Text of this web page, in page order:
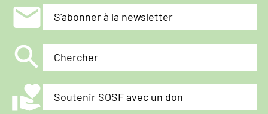
mail S'abonner à la newsletter
search Chercher
volunteer_activism Soutenir SOSF avec un don